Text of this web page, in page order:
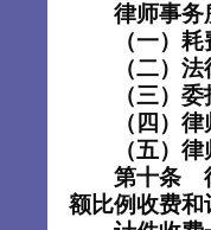
律师事务所
（一）耗
（二）法律
（三）委托
（四）律师
（五）律师
第十条
额比例收费和